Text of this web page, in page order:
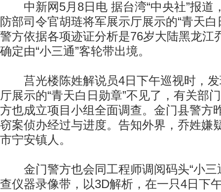
中新网5月8日电 据台湾“中央社”报道
防部司令官胡琏将军展示厅展示的“青天
警方依据各项迹证分析是76岁大陆黑龙江
确定由“小三通”客轮带出境。
莒光楼陈姓解说员4日下午巡视时，发
厅展示的“青天白日勋章”不见了，有关部
方也成立项目小组全面调查。金门县警方
窃案侦办经过与进度。告知外界，乔姓嫌
市宁安镇人。
金门警方也会同工程师调阅码头“小三
查仪器录像带，以3D解析，在一只4日下